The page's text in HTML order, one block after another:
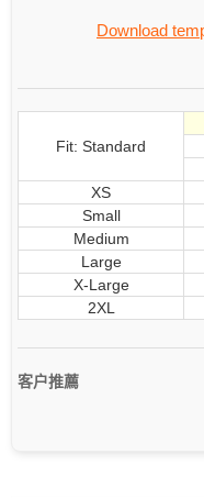
Download
Fit: Standard
XS
Small
Medium
Large
X-Large
2XL
客户推薦